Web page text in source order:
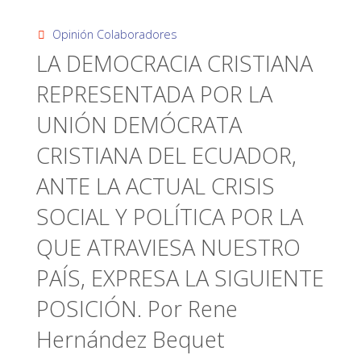
Opinión Colaboradores
LA DEMOCRACIA CRISTIANA
REPRESENTADA POR LA
UNIÓN DEMÓCRATA
CRISTIANA DEL ECUADOR,
ANTE LA ACTUAL CRISIS
SOCIAL Y POLÍTICA POR LA
QUE ATRAVIESA NUESTRO
PAÍS, EXPRESA LA SIGUIENTE
POSICIÓN. Por Rene
Hernández Bequet